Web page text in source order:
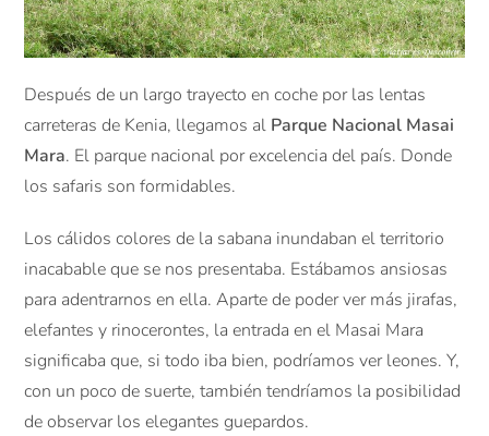
Después de un largo trayecto en coche por las lentas
carreteras de Kenia, llegamos al Parque Nacional Masai
Mara. El parque nacional por excelencia del país. Donde
los safaris son formidables.
Los cálidos colores de la sabana inundaban el territorio
inacabable que se nos presentaba. Estábamos ansiosas
para adentrarnos en ella. Aparte de poder ver más jirafas,
elefantes y rinocerontes, la entrada en el Masai Mara
significaba que, si todo iba bien, podríamos ver leones. Y,
con un poco de suerte, también tendríamos la posibilidad
de observar los elegantes guepardos.